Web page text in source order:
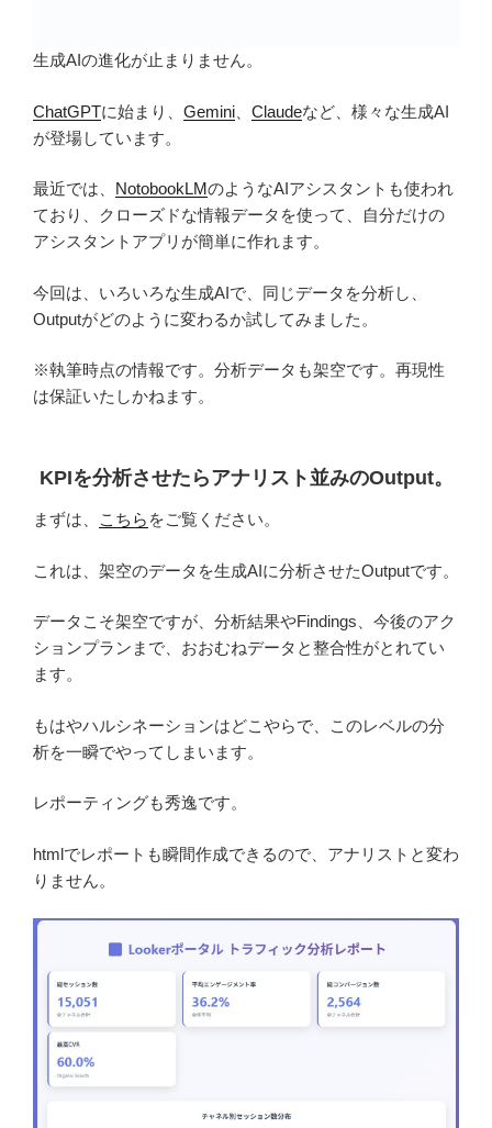
生成AIの進化が止まりません。
ChatGPTに始まり、 Gemini Claudeなど、様々な生成AI
が登場しています。
最近では、 NotobookLMのようなAIアシスタントも使われ
ており、クローズドな情報データを使って、自分だけの
アシスタントアプリが簡単に作れます。
今回は、いろいろな生成AIで、同じデータを分析し、
Outputがどのように変わるか試してみました。
※執筆時点の情報です。分析データも架空です。再現性
は保証いたしかねます。
KPIを分析させたらアナリスト並みのOutput。
まずは、 こちら をご覧ください。
これは、架空のデータを生成AIに分析させたOutputです。
データこそ架空ですが、分析結果やFindings、今後のアク
ションプランまで、おおむねデータと整合性がとれてい
ます。
もはやハルシネーションはどこやらで、このレベルの分
析を一瞬でやってしまいます。
レポーティングも秀逸です。
htmlでレポートも瞬間作成できるので、アナリストと変わ
りません。